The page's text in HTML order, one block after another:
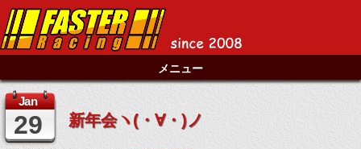
メニュー
Jan
29 新年会ヽ(・∀・)ノ